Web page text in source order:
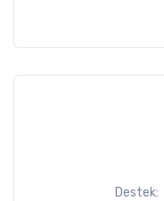
Destek: